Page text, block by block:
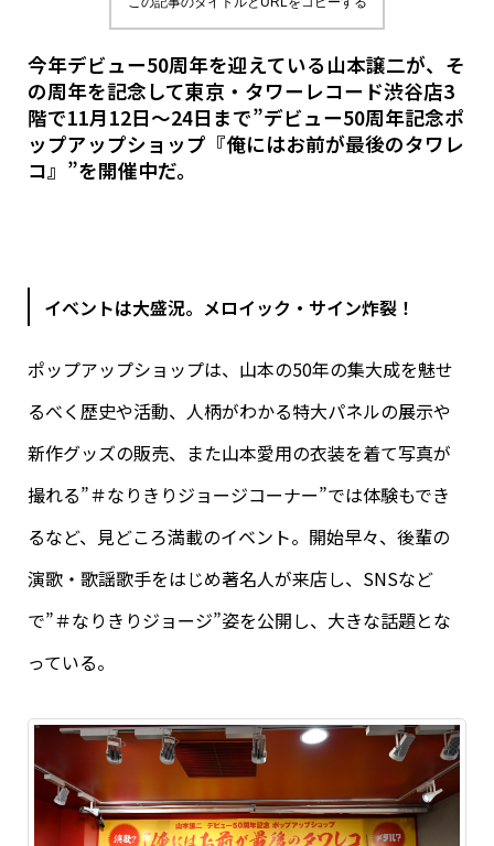
今年デビュー50周年を迎えている山本譲二が、そ
の周年を記念して東京・タワーレコード渋谷店3
階で11月12日〜24日まで”デビュー50周年記念ポ
ップアップショップ『俺にはお前が最後のタワレ
コ』”を開催中だ。
イベントは大盛況。メロイック・サイン炸裂！
ポップアップショップは、山本の50年の集大成を魅せ
るべく歴史や活動、人柄がわかる特大パネルの展示や
新作グッズの販売、また山本愛用の衣装を着て写真が
撮れる”＃なりきりジョージコーナー”では体験もでき
るなど、見どころ満載のイベント。開始早々、後輩の
演歌・歌謡歌手をはじめ著名人が来店し、SNSなど
で”＃なりきりジョージ”姿を公開し、大きな話題とな
っている。